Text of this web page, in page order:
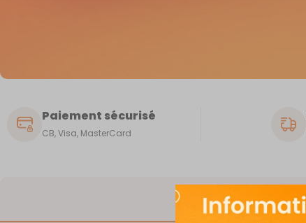
Paiement sécurisé
CB, Visa, MasterCard
DESCRIPTION